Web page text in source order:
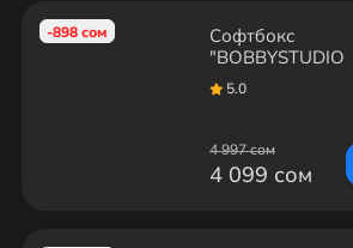
-898 сом
Софтбокс
"BOBBYSTUDIO
LIGHT" + Умная
Лампа 150w +
5.0
4 997 сом
4 099 сом